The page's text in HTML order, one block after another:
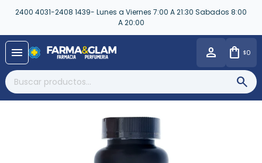
2400 4031-2408 1439- Lunes a Viernes 7:00 A 21:30 Sabados 8:00
A 20:00
menu $0